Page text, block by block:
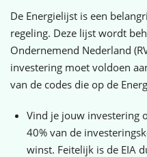
De Energielijst is een
regeling. Deze lijst wordt
Ondernemend Nederland
investering moet voldoen
van de codes die op de
Vind je jouw investering
40% van de
winst. Feitelijk is de EIA